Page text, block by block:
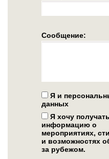
Сообщение:
Я и
данных
Я хочу получать
информацию о
мероприятиях,
и возможностях
за рубежом.